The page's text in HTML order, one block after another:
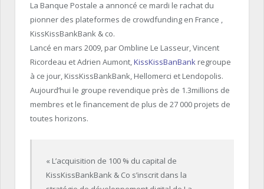
La Banque Postale a annoncé ce mardi le rachat du
pionner des plateformes de crowdfunding en France ,
KissKissBankBank & co.
Lancé en mars 2009, par Ombline Le Lasseur, Vincent
Ricordeau et Adrien Aumont,KissKissBanBank regroupe
à ce jour, KissKissBankBank, Hellomerci et Lendopolis.
Aujourd’hui le groupe revendique près de 1.3millions de
membres et le financement de plus de 27 000 projets de
toutes horizons.
« L’acquisition de 100 % du capital de
KissKissBankBank & Co s’inscrit dans la